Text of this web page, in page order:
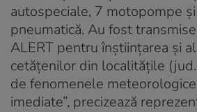
autospeciale, 7 motopompe
pneumatică. Au fost
ALERT pentru înştiinţarea şi
cetăţenilor din localităţile
de fenomenele
imediate”, precizează